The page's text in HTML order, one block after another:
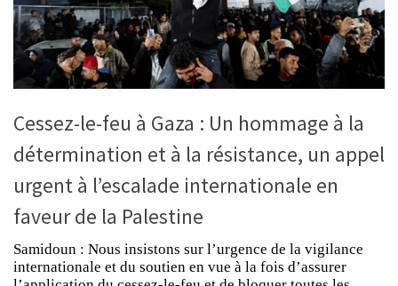
Cessez-le-feu à Gaza : Un hommage à la
détermination et à la résistance, un appel
urgent à l’escalade internationale en
faveur de la Palestine
Samidoun : Nous insistons sur l’urgence de la vigilance
internationale et du soutien en vue à la fois d’assurer